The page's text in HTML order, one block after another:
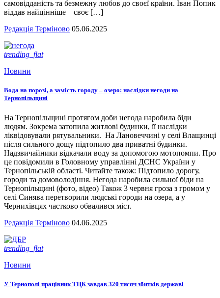
самовідданість та безмежну любов до своєї країни. Іван Попик
віддав найцінніше – своє […]
Редакція Терміново 05.06.2025
trending_flat
Новини
Вода на порозі, а замість городу – озеро: наслідки негоди на
Тернопільщині
На Тернопільщині протягом доби негода наробила біди
людям. Зокрема затопила житлові будинки, її наслідки
ліквідовували рятувальники. На Лановеччині у селі Влащинці
після сильного дощу підтопило два приватні будинки.
Надзвичайники відкачали воду за допомогою мотопомпи. Про
це повідомили в Головному управлінні ДСНС України у
Тернопільській області. Читайте також: Підтопило дорогу,
городи та домоволодіння. Негода наробила сильної біди на
Тернопільщині (фото, відео) Також 3 червня гроза з громом у
селі Синява перетворили людські городи на озера, а у
Чернихівцях частково обвалився міст.
Редакція Терміново 04.06.2025
trending_flat
Новини
У Тернополі працівник ТЦК завдав 320 тисяч збитків державі